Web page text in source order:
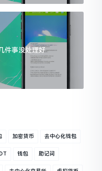
件事没处理好
加密货币 去中心化钱包
钱包 助记词